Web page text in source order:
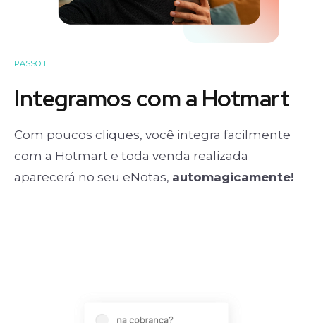
PASSO 1
Integramos com a Hotmart
Com poucos cliques, você integra facilmente
com a Hotmart e toda venda realizada
aparecerá no seu eNotas, automagicamente!